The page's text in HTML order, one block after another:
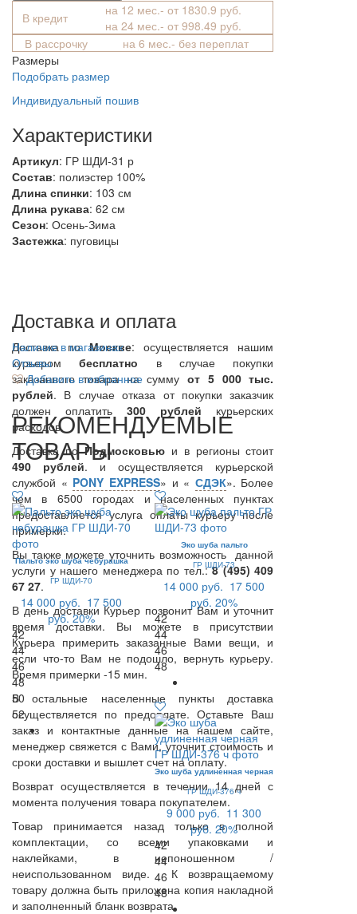
В кредит
на 12 мес.- от 1830.9 руб.
на 24 мес.- от 998.49 руб.
В рассрочку
на 6 мес.- без переплат
Размеры
Подобрать размер
Индивидуальный пошив
Характеристики
Артикул: ГР ШДИ-31 р
Состав: полиэстер 100%
Длина спинки: 103 см
Длина рукава: 62 см
Сезон: Осень-Зима
Застежка: пуговицы
Доставка и оплата
Доставка поМоскве: осуществляется нашим
курьеромбесплатно в случае покупки
заказанного товара на суммуот 5 000 тыс.
рублей. В случае отказа от покупки заказчик
должен оплатить300 рублей курьерских
расходов.
Доставка поПодмосковью и в регионы стоит
490 рублей. и осуществляется курьерской
службой « PONY EXPRESS» и « СДЭК». Более
чем в 6500 городах и населенных пунктах
предоставляется услуга оплаты курьеру после
примерки.
Вы также можете уточнить возможность данной
услуги у нашего менеджера по тел.:8 (495) 409
67 27.
В день доставки Курьер позвонит Вам и уточнит
время доставки. Вы можете в присутствии
Курьера примерить заказанные Вами вещи, и
если что-то Вам не подошло, вернуть курьеру.
Время примерки -15 мин.
В остальные населенные пункты доставка
осуществляется по предоплате. Оставьте Ваш
заказ и контактные данные на нашем сайте,
менеджер свяжется с Вами, уточнит стоимость и
сроки доставки и вышлет счет на оплату.
Возврат осуществляется в течении 14 дней с
момента получения товара покупателем.
Товар принимается назад только в полной
комплектации, со всеми упаковками и
наклейками, в непоношенном /
неиспользованном виде. К возвращаемому
товару должна быть приложена копия накладной
и заполненный бланк возврата.
Наличие в магазинах
Отзывы
Добавить в избранное
РЕКОМЕНДУЕМЫЕ
ТОВАРЫ
Пальто эко шуба чебурашка
ГР ШДИ-70
14 000 руб. 17 500
руб. 20%
42
44
46
48
50
52
Эко шуба пальто
ГР ШДИ-73
14 000 руб. 17 500
руб. 20%
42
44
46
48
Эко шуба удлиненная черная
ГР ШДИ-376 ч
9 000 руб. 11 300
руб. 20%
42
44
46
48